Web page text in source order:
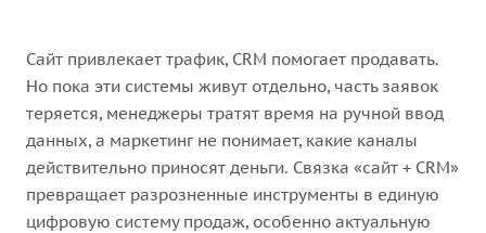
Сайт привлекает трафик, CRM помогает продавать.
Но пока эти системы живут отдельно, часть заявок
теряется, менеджеры тратят время на ручной ввод
данных, а маркетинг не понимает, какие каналы
действительно приносят деньги. Связка «сайт + CRM»
превращает разрозненные инструменты в единую
цифровую систему продаж, особенно актуальную